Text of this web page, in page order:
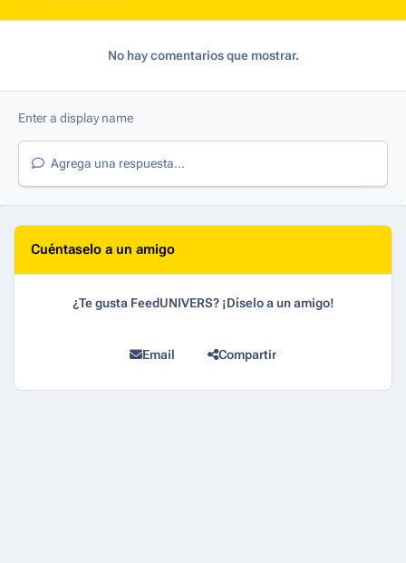
No hay comentarios que mostrar.
Agrega una respuesta...
Cuéntaselo a un amigo
¿Te gusta FeedUNIVERS? ¡Díselo a un amigo!
Email Compartir